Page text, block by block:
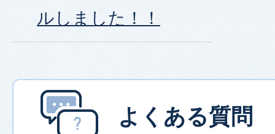
ルしました！！
よくある質問